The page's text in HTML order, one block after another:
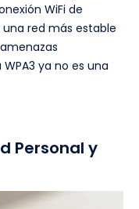
WiFi de
red más estable
ya no es una
Personal y